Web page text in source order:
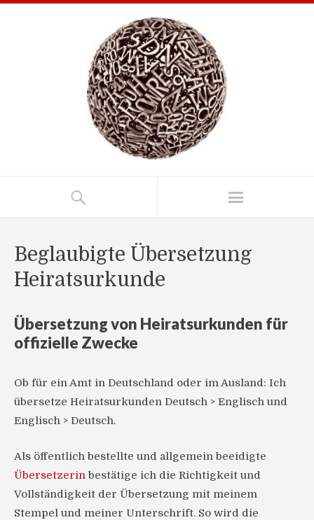
Beglaubigte Übersetzung
Heiratsurkunde
Übersetzung von Heiratsurkunden für
offizielle Zwecke
Ob für ein Amt in Deutschland oder im Ausland: Ich
übersetze Heiratsurkunden Deutsch > Englisch und
Englisch > Deutsch.
Als öffentlich bestellte und allgemein beeidigte
Übersetzerin bestätige ich die Richtigkeit und
Vollständigkeit der Übersetzung mit meinem
Stempel und meiner Unterschrift. So wird die